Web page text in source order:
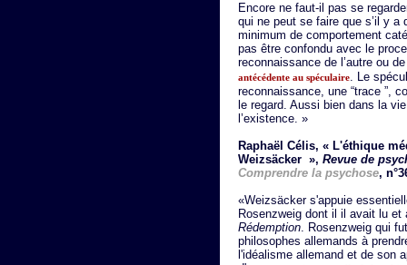
Encore ne faut-il pas se
qui ne peut se faire que s’il y a
minimum de comportement
pas être confondu avec le
reconnaissance de l’autre ou
antécédente au spéculaire. Le
reconnaissance, une “trace ”,
le regard. Aussi bien dans la
l’existence. »
Raphaël Célis, « L'éthique
Weizsäcker », Revue de
Comprendre la psychose,
«Weizsäcker s'appuie
Rosenzweig dont il il avait lu
Rédemption. Rosenzweig qui
philosophes allemands à
l'idéalisme allemand et de son